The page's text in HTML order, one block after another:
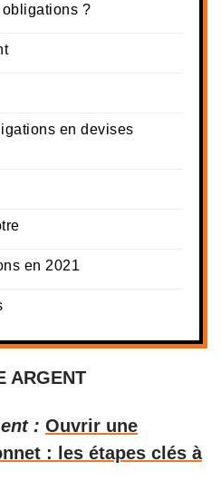
?
en devises
en 2021
ARGENT
: Ouvrir une
: les étapes clés à